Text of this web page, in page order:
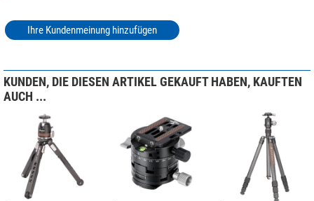
Ihre Kundenmeinung hinzufügen
KUNDEN, DIE DIESEN ARTIKEL GEKAUFT HABEN, KAUFTEN
AUCH ...